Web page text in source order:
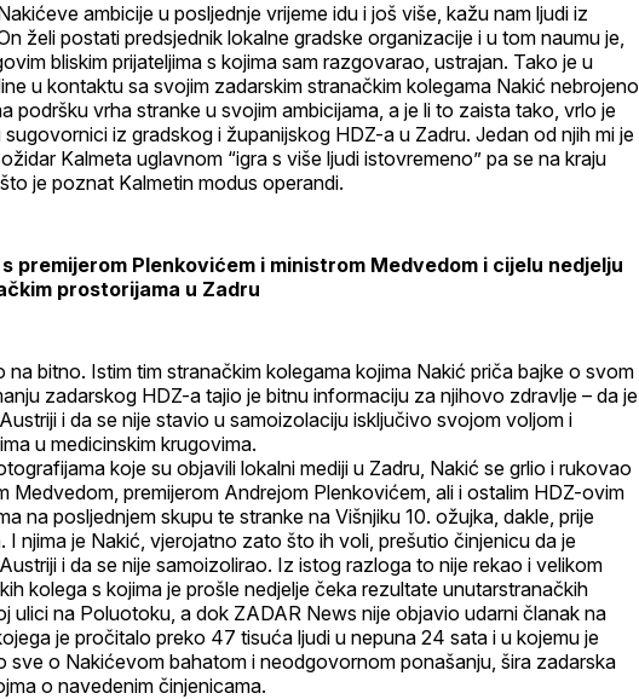
ambicije u posljednje vrijeme idu i još više, kažu nam ljudi iz
želi postati predsjednik lokalne gradske organizacije i u tom naumu je,
bliskim prijateljima s kojima sam razgovarao, ustrajan. Tako je u
u kontaktu sa svojim zadarskim stranačkim kolegama Nakić nebrojeno
podršku vrha stranke u svojim ambicijama, a je li to zaista tako, vrlo je
iz gradskog i županijskog HDZ-a u Zadru. Jedan od njih mi je
Kalmeta uglavnom “igra s više ljudi istovremeno” pa se na kraju
je poznat Kalmetin modus operandi.
premijerom Plenkovićem i ministrom Medvedom i cijelu nedjelju
prostorijama u Zadru
na bitno. Istim tim stranačkim kolegama kojima Nakić priča bajke o svom
zadarskog HDZ-a tajio je bitnu informaciju za njihovo zdravlje – da je
i da se nije stavio u samoizolaciju isključivo svojom voljom i
u medicinskim krugovima.
koje su objavili lokalni mediji u Zadru, Nakić se grlio i rukovao
Medvedom, premijerom Andrejom Plenkovićem, ali i ostalim HDZ-ovim
na posljednjem skupu te stranke na Višnjiku 10. ožujka, dakle, prije
I njima je Nakić, vjerojatno zato što ih voli, prešutio činjenicu da je
i da se nije samoizolirao. Iz istog razloga to nije rekao i velikom
kolega s kojima je prošle nedjelje čeka rezultate unutarstranačkih
ulici na Poluotoku, a dok ZADAR News nije objavio udarni članak na
je pročitalo preko 47 tisuća ljudi u nepuna 24 sata i u kojemu je
sve o Nakićevom bahatom i neodgovornom ponašanju, šira zadarska
o navedenim činjenicama.